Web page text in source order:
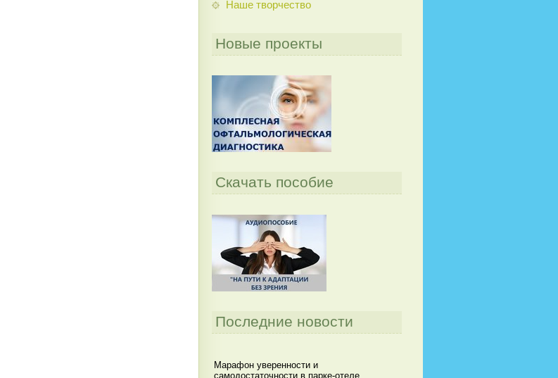
Наше творчество
Новые проекты
Скачать пособие
Последние новости
Марафон уверенности и
самодостаточности в парке-отеле